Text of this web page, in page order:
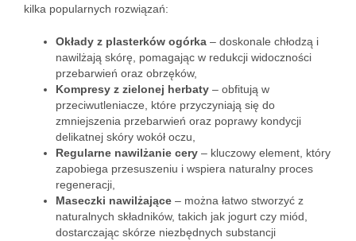
kilka popularnych rozwiązań:
Okłady z plasterków ogórka – doskonale chłodzą i
nawilżają skórę, pomagając w redukcji widoczności
przebarwień oraz obrzęków,
Kompresy z zielonej herbaty – obfitują w
przeciwutleniacze, które przyczyniają się do
zmniejszenia przebarwień oraz poprawy kondycji
delikatnej skóry wokół oczu,
Regularne nawilżanie cery – kluczowy element, który
zapobiega przesuszeniu i wspiera naturalny proces
regeneracji,
Maseczki nawilżające – można łatwo stworzyć z
naturalnych składników, takich jak jogurt czy miód,
dostarczając skórze niezbędnych substancji